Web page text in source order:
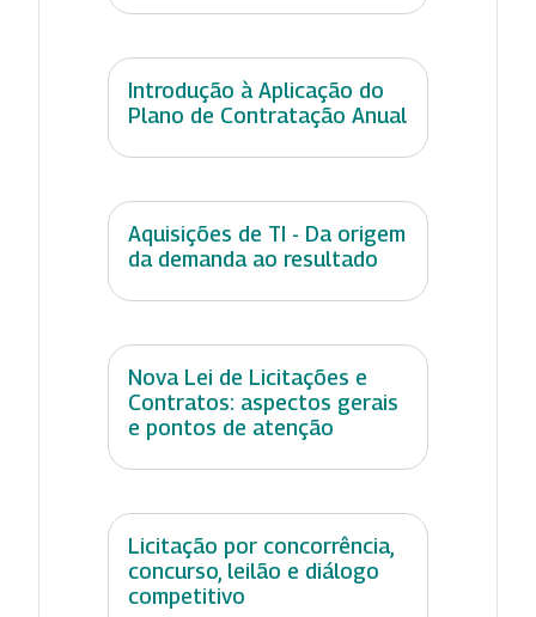
Introdução à Aplicação do
Plano de Contratação Anual
Aquisições de TI - Da origem
da demanda ao resultado
Nova Lei de Licitações e
Contratos: aspectos gerais
e pontos de atenção
Licitação por concorrência,
concurso, leilão e diálogo
competitivo